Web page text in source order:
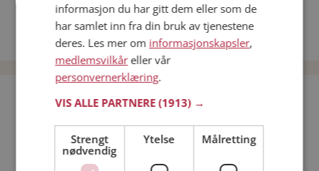
Date menn i Norge
Date kvinner i Norge
Bli medlem gratis!
Jeg er en: Mann Kvinne
informasjon du har gitt dem eller som de
har samlet inn fra din bruk av tjenestene
deres. Les mer om informasjonskapsler,
medlemsvilkåreller vår
personvernerklæring.
VIS ALLE PARTNERE(1913) →
Strengt
nødvendig
Ytelse Målretting